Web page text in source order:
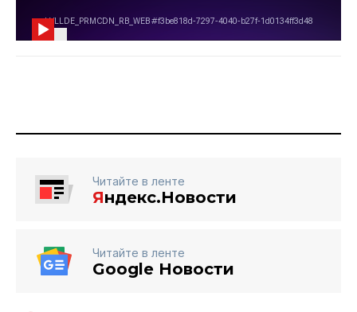
Читайте в ленте
Яндекс.Новости
Читайте в ленте
Google Новости